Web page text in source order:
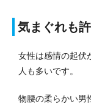
気まぐれも
女性は感情の起伏
人も多いです。
物腰の柔らかい男